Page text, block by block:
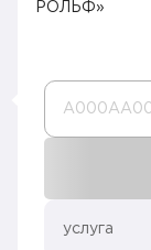
РОЛЬФ»
услуга